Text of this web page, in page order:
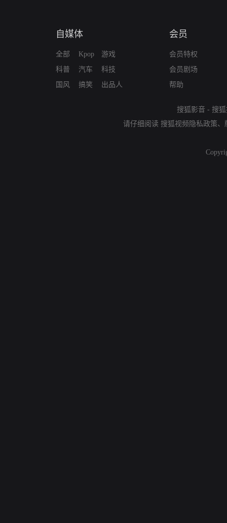
自媒体
全部
科普
国风
Kpop
汽车
搞笑
游戏
科技
出品人
会员
会员特权
会员剧场
帮助
搜狐影音 - 搜
请仔细阅读 搜狐视频隐私政策、